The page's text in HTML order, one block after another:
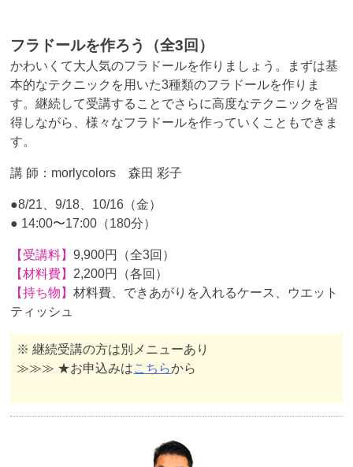
フラドールを作ろう（全3回）
かわいくて大人気のフラドールを作りましょう。まずは基
本的なテクニックを用いた3種類のフラドールを作りま
す。継続して受講することでさらに高度なテクニックを習
得しながら、様々なフラドールを作っていくこともできま
す。
講 師：morlycolors 森田 彩子
●8/21、9/18、10/16（金）
● 14:00〜17:00（180分）
【受講料】9,900円（全3回）
【材料費】 2,200円（各回）
【持ち物】材料費、できあがりを入れるケース、ウエット
ティッシュ
※ 継続受講の方は別メニューあり
≫≫≫ ★お申込みはこちらから